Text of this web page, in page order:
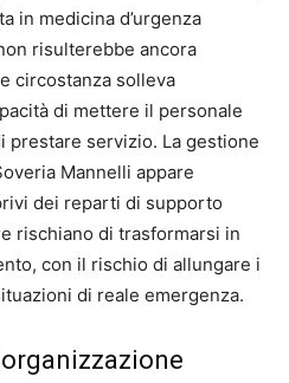
in medicina d’urgenza
risulterebbe ancora
circostanza solleva
di mettere il personale
prestare servizio. La gestione
Mannelli appare
dei reparti di supporto
rischiano di trasformarsi in
con il rischio di allungare i
di reale emergenza.